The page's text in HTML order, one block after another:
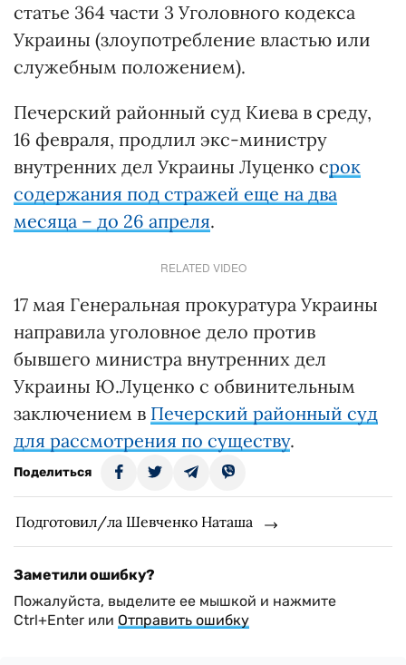
статье 364 части 3 Уголовного кодекса
Украины (злоупотребление властью или
служебным положением).
Печерский районный суд Киева в среду,
16 февраля, продлил экс-министру
внутренних дел Украины Луценко срок
содержания под стражей еще на два
месяца – до 26 апреля.
RELATED VIDEO
17 мая Генеральная прокуратура Украины
направила уголовное дело против
бывшего министра внутренних дел
Украины Ю.Луценко с обвинительным
заключением в Печерский районный суд
для рассмотрения по существу.
Поделиться
Подготовил/ла Шевченко Наташа
Заметили ошибку?
Пожалуйста, выделите ее мышкой и нажмите
Ctrl+Enter или Отправить ошибку